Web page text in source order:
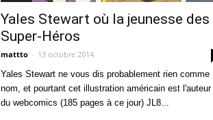
Yales Stewart où la jeunesse des
Super-Héros
mattto - 13 octobre 2014
Yales Stewart ne vous dis probablement rien comme
nom, et pourtant cet illustration américain est l'auteur
du webcomics (185 pages à ce jour) JL8...